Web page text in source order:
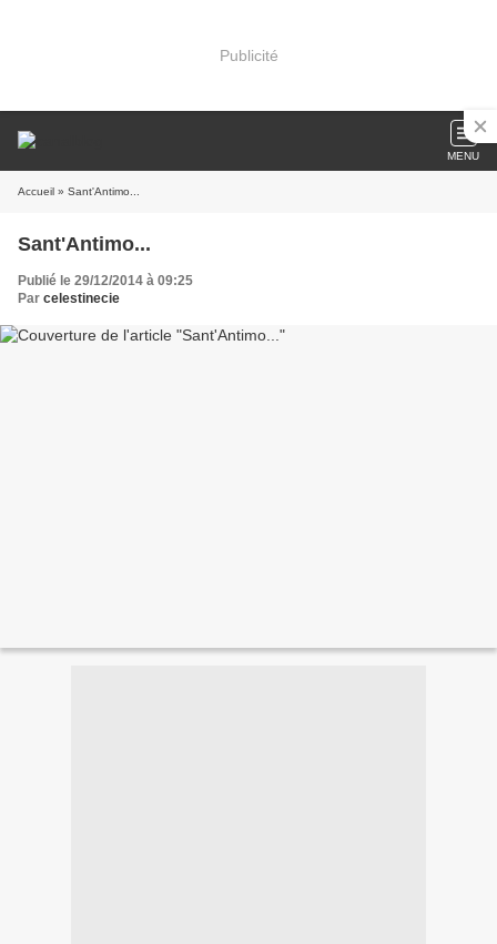
Publicité
MENU
Accueil » Sant'Antimo...
Sant'Antimo...
Publié le 29/12/2014 à 09:25
Par celestinecie